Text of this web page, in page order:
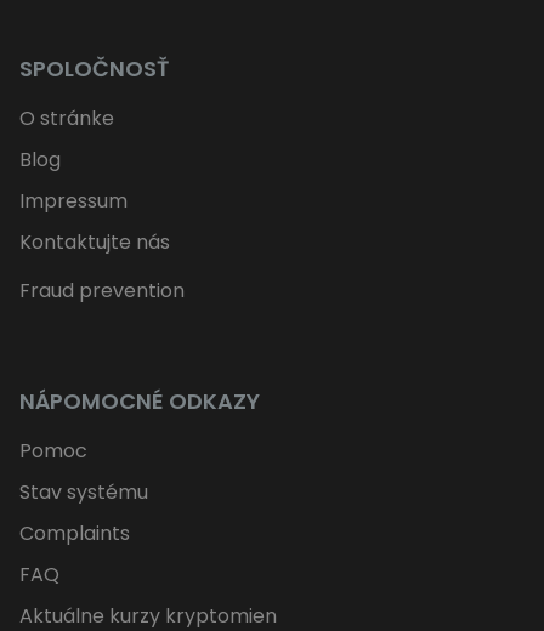
SPOLOČNOSŤ
O stránke
Blog
Impressum
Kontaktujte nás
Fraud prevention
NÁPOMOCNÉ ODKAZY
Pomoc
Stav systému
Complaints
FAQ
Aktuálne kurzy kryptomien